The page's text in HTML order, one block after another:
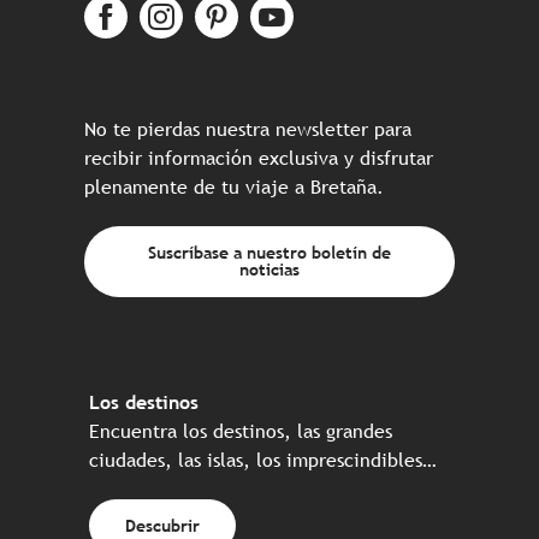
No te pierdas nuestra newsletter para
recibir información exclusiva y disfrutar
plenamente de tu viaje a Bretaña.
Suscríbase a nuestro boletín de
noticias
Los destinos
Encuentra los destinos, las grandes
ciudades, las islas, los imprescindibles…
Descubrir